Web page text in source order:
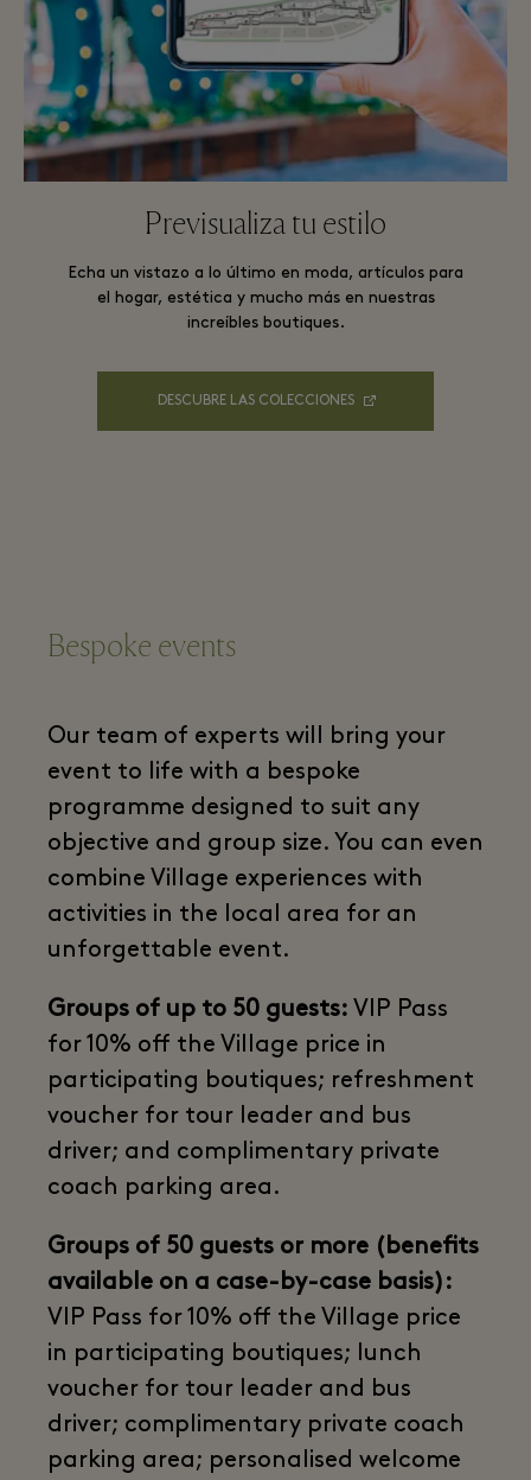
Previsualiza tu estilo
Echa un vistazo a lo último en moda, artículos para
el hogar, estética y mucho más en nuestras
increíbles boutiques.
DESCUBRE LAS COLECCIONES
Bespoke events
Our team of experts will bring your
event to life with a bespoke
programme designed to suit any
objective and group size. You can even
combine Village experiences with
activities in the local area for an
unforgettable event.
Groups of up to 50 guests: VIP Pass
for 10% off the Village price in
participating boutiques; refreshment
voucher for tour leader and bus
driver; and complimentary private
coach parking area.
Groups of 50 guests or more (benefits
available on a case-by-case basis):
VIP Pass for 10% off the Village price
in participating boutiques; lunch
voucher for tour leader and bus
driver; complimentary private coach
parking area; personalised welcome